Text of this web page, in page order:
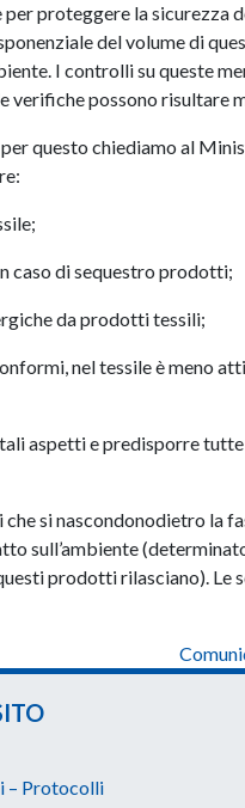
per proteggere la sicurezza
del volume di
I controlli su queste
verifiche possono risultare
questo chiediamo al
caso di sequestro prodotti;
da prodotti tessili;
nel tessile è meno
aspetti e predisporre
si nascondonodietro la
sull’ambiente
prodotti rilasciano). Le
– Protocolli